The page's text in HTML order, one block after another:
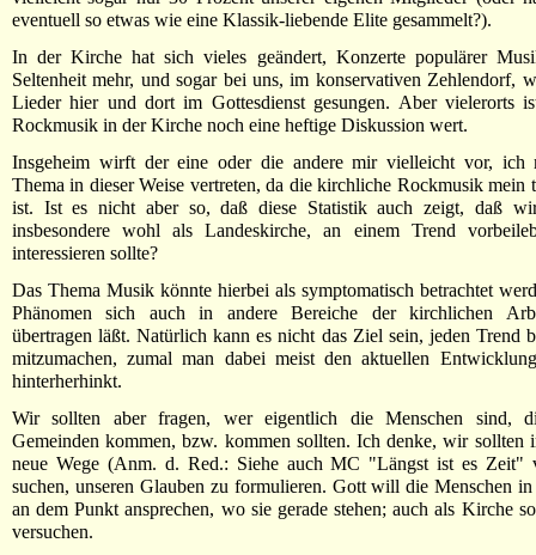
eventuell so etwas wie eine Klassik-liebende Elite gesammelt?).
In der Kirche hat sich vieles geändert, Konzerte populärer
Seltenheit mehr, und sogar bei uns, im konservativen Zehlendorf,
Lieder hier und dort im Gottesdienst gesungen. Aber vielerorts
Rockmusik in der Kirche noch eine heftige Diskussion wert.
Insgeheim wirft der eine oder die andere mir vielleicht vor, ich
Thema in dieser Weise vertreten, da die kirchliche Rockmusik mein
ist. Ist es nicht aber so, daß diese Statistik auch zeigt, daß
insbesondere wohl als Landeskirche, an einem Trend
interessieren sollte?
Das Thema Musik könnte hierbei als symptomatisch betrachtet
Phänomen sich auch in andere Bereiche der kirchlichen
übertragen läßt. Natürlich kann es nicht das Ziel sein, jeden Trend
mitzumachen, zumal man dabei meist den aktuellen
hinterherhinkt.
Wir sollten aber fragen, wer eigentlich die Menschen sind,
Gemeinden kommen, bzw. kommen sollten. Ich denke, wir sollten
neue Wege (Anm. d. Red.: Siehe auch MC "Längst ist es
suchen, unseren Glauben zu formulieren. Gott will die Menschen
an dem Punkt ansprechen, wo sie gerade stehen; auch als Kirche
versuchen.